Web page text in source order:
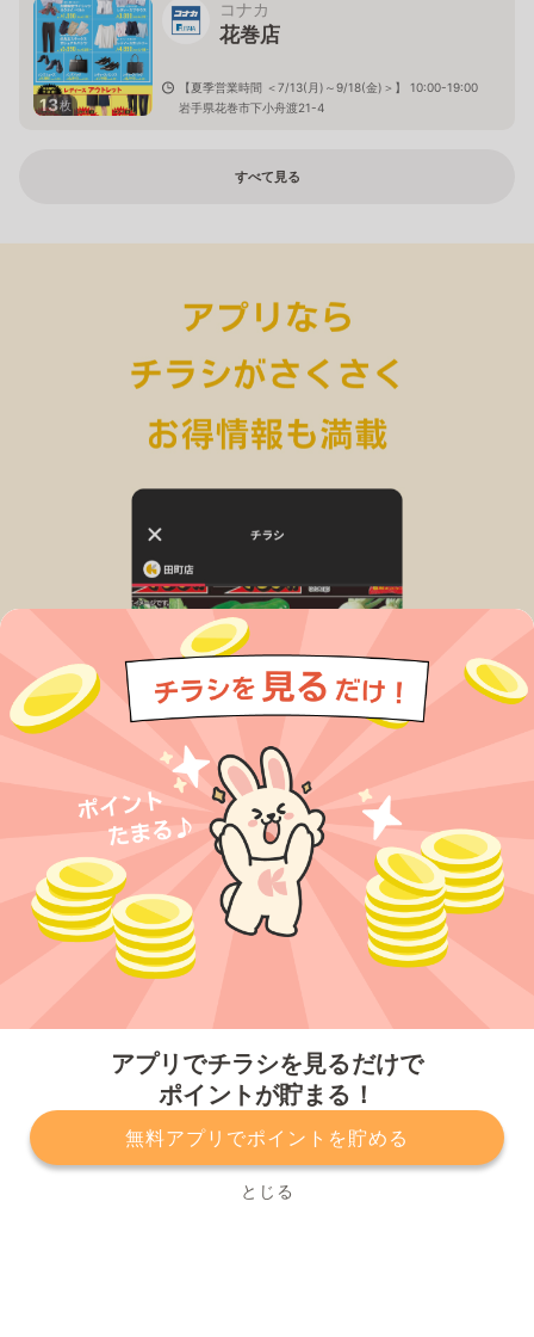
アプリでチラシを見るだけで
ポイントが貯まる！
無料アプリでポイントを貯める
とじる
13枚
コナカ
花巻店
【夏季営業時間 ＜7/13(月)～9/18(金)＞】 10:00-19:00
岩手県花巻市下小舟渡21-4
すべて見る
プライバシーポリシー 利用規約
運営会社
サービスに関してのお問い合わせ